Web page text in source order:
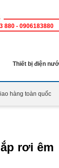
880 - 0906183880
Thiết bị điện
hàng toàn quốc
rơi êm